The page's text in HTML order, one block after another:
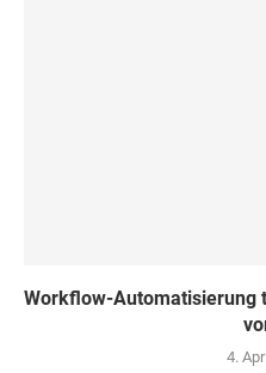
Workflow-Automatisierung
4.